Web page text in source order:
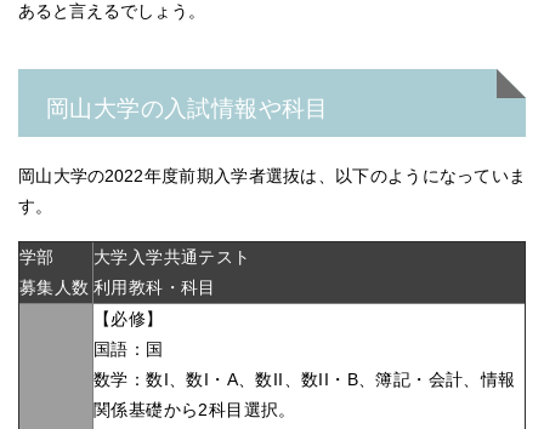
あると言えるでしょう。
岡山大学の入試情報や科目
岡山大学の2022年度前期入学者選抜は、以下のようになっていま
す。
学部
募集人数
大学入学共通テスト
利用教科・科目
【必修】
国語：国
数学：数I、数I・A、数II、数II・B、簿記・会計、情報
関係基礎から2科目選択。